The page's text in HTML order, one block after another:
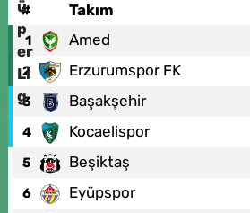
# Takım
1 Amed
2 Erzurumspor FK
3 Başakşehir
4 Kocaelispor
5 Beşiktaş
6 Eyüpspor